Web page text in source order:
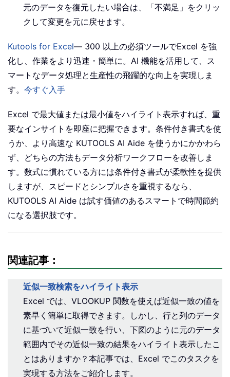
元のデータを復元したい場合は、「不満足」をクリッ
クして変更を元に戻せます。
Kutools for Excel— 300 以上の必須ツールでExcel を強
化し、作業をより迅速・簡単に。AI 機能を活用して、ス
マートなデータ処理と生産性の飛躍的な向上を実現しま
す。 今すぐ入手
Excel で最大値または最小値をハイライト表示すれば、重
要なインサイトを即座に把握できます。条件付き書式を使
うか、より高速な KUTOOLS AI Aide を使うかにかかわら
ず、どちらの方法もデータ分析ワークフローを改善しま
す。数式に慣れている方には条件付き書式が柔軟性を提供
しますが、スピードとシンプルさを重視するなら、
KUTOOLS AI Aide は試す価値のあるスマートで時間節約
になる選択肢です。
関連記事：
近似一致検索をハイライト表示
Excel では、VLOOKUP 関数を使えば近似一致の値を
素早く簡単に取得できます。しかし、行と列のデータ
に基づいて近似一致を行い、下図のように元のデータ
範囲内でその近似一致の結果をハイライト表示したこ
とはありますか？本記事では、Excel でこのタスクを
実現する方法をご紹介します。